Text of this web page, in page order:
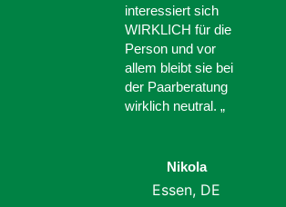
interessiert sich
WIRKLICH für die
Person und vor
allem bleibt sie bei
der Paarberatung
wirklich neutral. „
Nikola
Essen, DE